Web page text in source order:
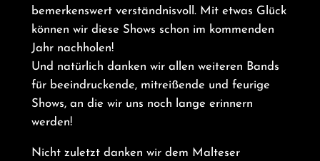
bemerkenswert verständnisvoll. Mit etwas Glück
können wir diese Shows schon im kommenden
Jahr nachholen!
Und natürlich danken wir allen weiteren Bands
für beeindruckende, mitreißende und feurige
Shows, an die wir uns noch lange erinnern
werden!
Nicht zuletzt danken wir dem Malteser